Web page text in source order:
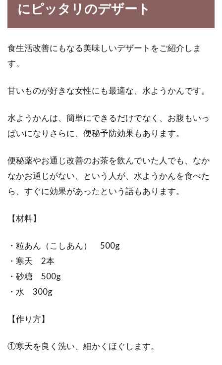
にピッタリのデザート
食生活改善にもなる美味しいデザートをご紹介しま
す。
甘いものが好きな女性にも最適な、水ようかんです。
水ようかんは、簡単にできるだけでなく、お腹もいっ
ぱいになりさらに、便秘予防効果もあります。
便秘薬やお通じ改善のお茶を飲んでいた人でも、なか
なかお通じがない、という人が、水ようかんを食べた
ら、すぐに効果があったという話もあります。
【材料】
・粒あん（こしあん） 500g
・寒天 2本
・砂糖 500g
・水 300g
【作り方】
①寒天を良く洗い、細かくほぐします。